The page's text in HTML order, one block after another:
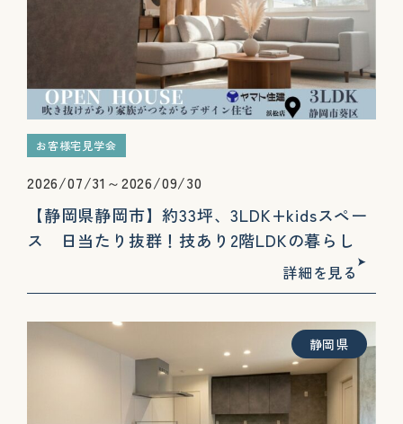
お客様宅見学会
2026/07/31～2026/09/30
【静岡県静岡市】約33坪、3LDK+kidsスペー
ス 日当たり抜群！技あり2階LDKの暮らし
詳細を見る
静岡県